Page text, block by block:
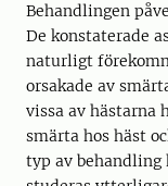
Behandlingen
De konstaterade
naturligt
orsakade av
vissa av hästarna
smärta hos häst
typ av behandling